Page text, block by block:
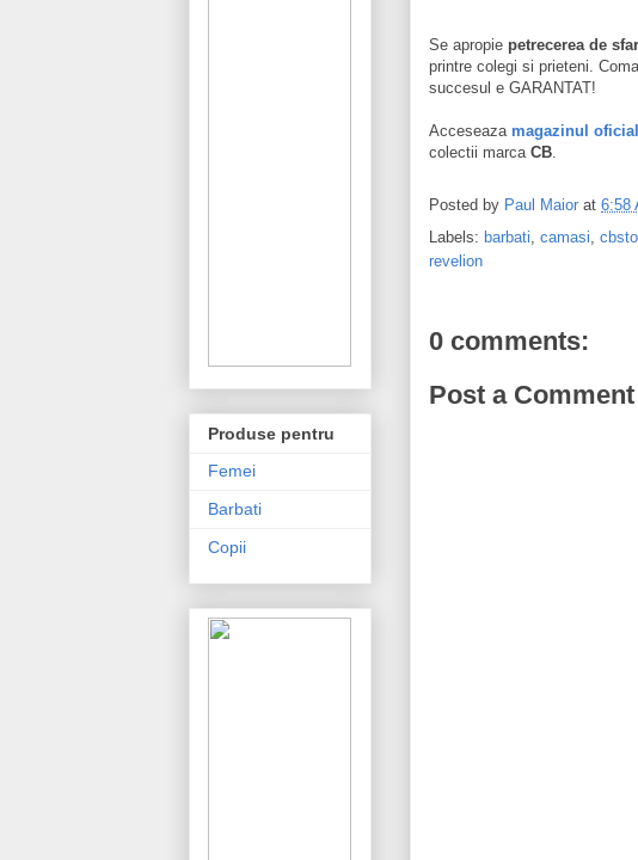
Se apropie petrecerea de
printre colegi si prieteni.
succesul e GARANTAT!
Acceseaza magazinul
colectii marca CB
Posted by Paul Maior at 6:58
Labels: barbati camasi
revelion
0 comments:
Post a Comment
Produse pentru
Femei
Barbati
Copii